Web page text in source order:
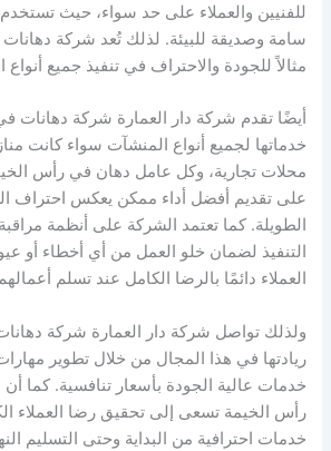
للفنيين والعملاء على حد سواء، حيث
سامة وصديقة للبيئة. لذلك تُعد شركة
مثالاً للجودة والاحتراف في تنفيذ جميع أنواع
أيضًا تقدم شركة دار العمارة شركة دهانات
خدماتها لجميع أنواع المنشآت سواء كانت
محلات تجارية، وكل عامل دهان في رأس
على تقديم أفضل أداء ممكن يعكس احتراف
الطويلة. كما تعتمد الشركة على أنظمة
التنفيذ لضمان خلو العمل من أي أخطاء أو
العملاء دائمًا بالرضا الكامل عند تسلم
ولذلك تواصل شركة دار العمارة شركة
ريادتها في هذا المجال من خلال تطوير
خدمات عالية الجودة بأسعار تنافسية. كما
رأس الخيمة تسعى إلى تحقيق رضا العملاء
خدمات احترافية من البداية وحتى التسليم